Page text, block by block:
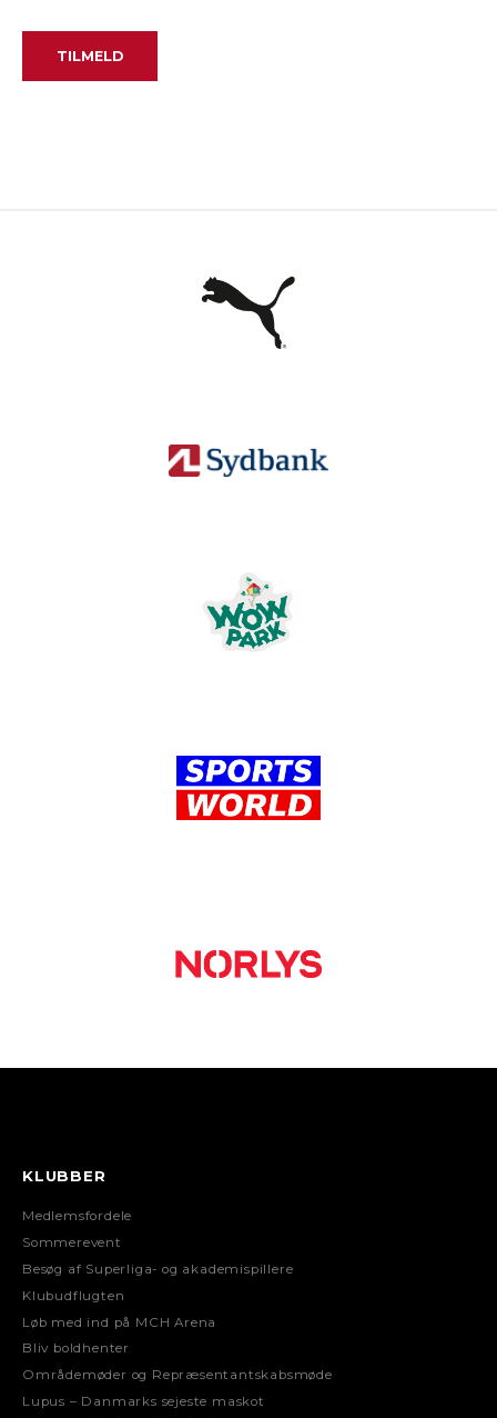
KLUBBER
Medlemsfordele
Sommerevent
Besøg af Superliga- og akademispillere
Klubudflugten
Løb med ind på MCH Arena
Bliv boldhenter
Områdemøder og Repræsentantskabsmøde
Lupus – Danmarks sejeste maskot